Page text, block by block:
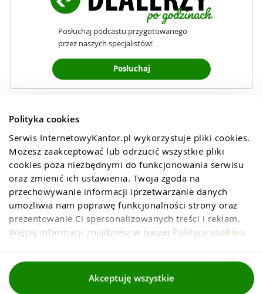
Polityka cookies
Serwis InternetowyKantor.pl wykorzystuje pliki cookies.
Możesz zaakceptować lub odrzucić wszystkie pliki
cookies poza niezbędnymi do funkcjonowania serwisu
oraz zmienić ich ustawienia. Twoja zgoda na
przechowywanie informacji iprzetwarzanie danych
umożliwia nam poprawę funkcjonalności strony oraz
prezentowanie Ci spersonalizowanych treści i reklam.
Więcej informacji znajdziesz w naszej Polityce cookies.
Akceptuję wszystkie
Posłuchaj podcastu przygotowanego
przez naszych specjalistów!
Posłuchaj
Regulaminy